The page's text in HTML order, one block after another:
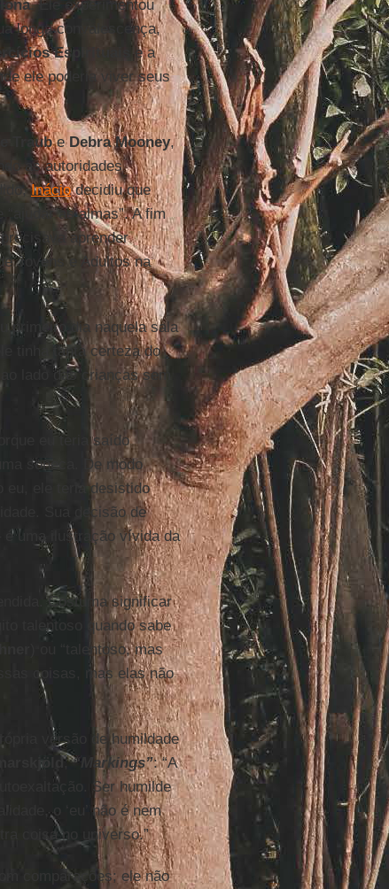
. Ele experimentou
longa convalescença,
Espirituais
e a
ele poderia viver seus
TraubeDebra Mooney,
as autoridades
Ináciodecidiu que
as almas”. A fim
aprender
Jovens e Adultos na
primeiro dia naquela sala
tinha tanta certeza do
lado das crianças sem
eu teria saído
soneca. De modo
eu, ele teria desistido
Sua decisão de
é uma ilustração vívida da
Costuma significar
talentoso quando sabe
) ou “talentoso, mas
coisas, mas elas não
versão de humildade
,“Markings”: “A
Ser humilde
o ‘eu’ não é nem
coisa no universo.”
comparações; ele não